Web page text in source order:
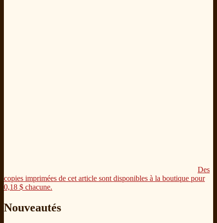
Des
copies imprimées de cet article sont disponibles à la boutique pour
0,18 $ chacune.
Nouveautés